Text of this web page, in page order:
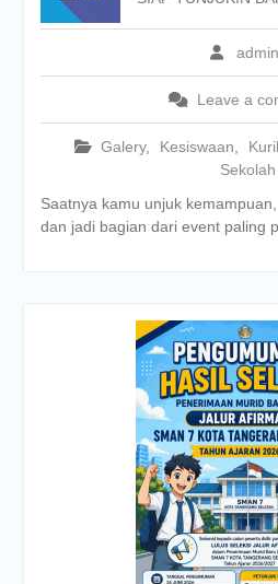
admin
Leave a
Galery, Kesiswaan
Sekolah
Saatnya kamu unjuk
dan jadi bagian dari event paling